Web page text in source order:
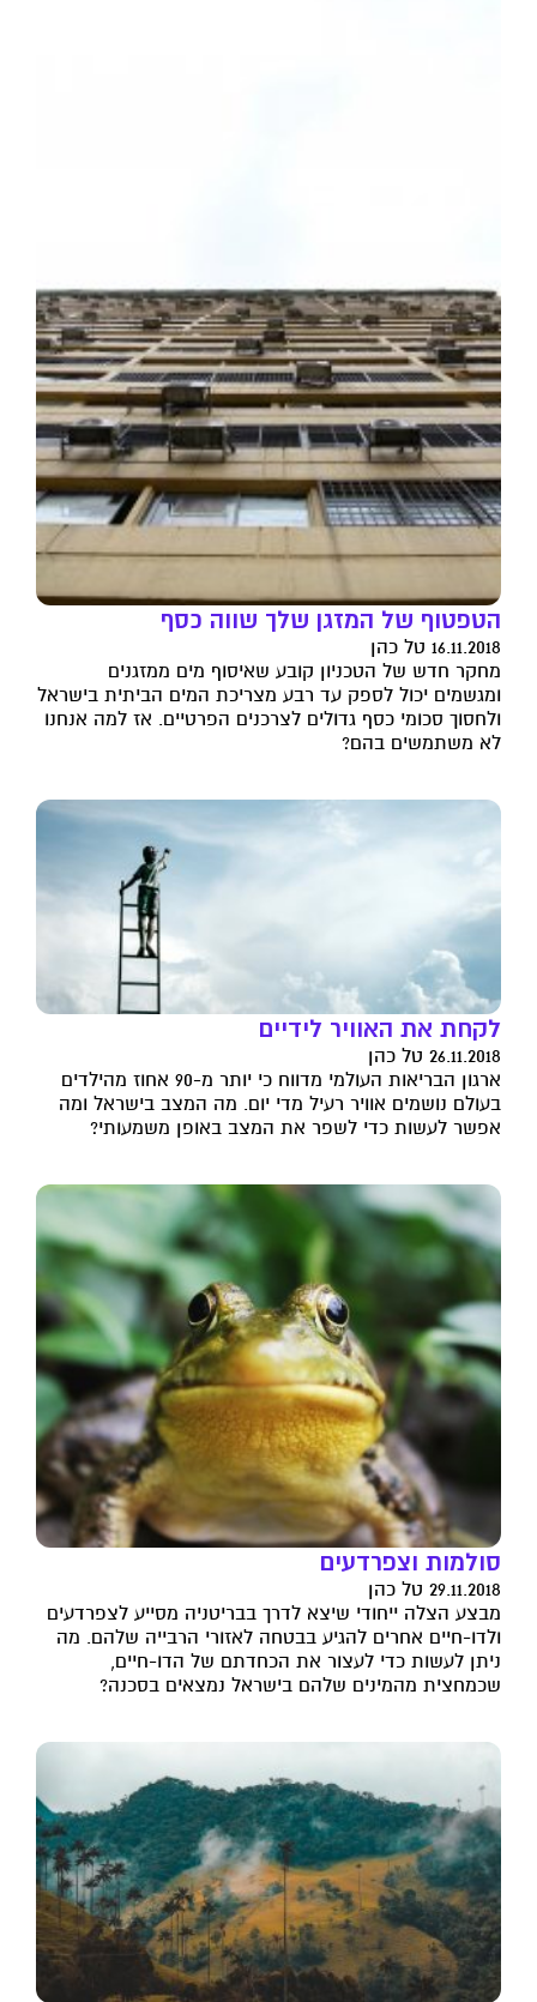
הטפטוף של המזגן שלך שווה כסף
16.11.2018 טל כהן
מחקר חדש של הטכניון קובע שאיסוף מים ממזגנים
ומגשמים יכול לספק עד רבע מצריכת המים הביתית בישראל
ולחסוך סכומי כסף גדולים לצרכנים הפרטיים. אז למה אנחנו
לא משתמשים בהם?
לקחת את האוויר לידיים
26.11.2018 טל כהן
ארגון הבריאות העולמי מדווח כי יותר מ-90 אחוז מהילדים
בעולם נושמים אוויר רעיל מדי יום. מה המצב בישראל ומה
אפשר לעשות כדי לשפר את המצב באופן משמעותי?
סולמות וצפרדעים
29.11.2018 טל כהן
מבצע הצלה ייחודי שיצא לדרך בבריטניה מסייע לצפרדעים
ולדו-חיים אחרים להגיע בבטחה לאזורי הרבייה שלהם. מה
ניתן לעשות כדי לעצור את הכחדתם של הדו-חיים,
שכמחצית מהמינים שלהם בישראל נמצאים בסכנה?